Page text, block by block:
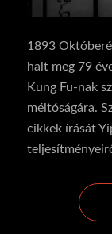
1893
halt meg 79
Kung Fu-nak
méltóságára.
cikkek írását